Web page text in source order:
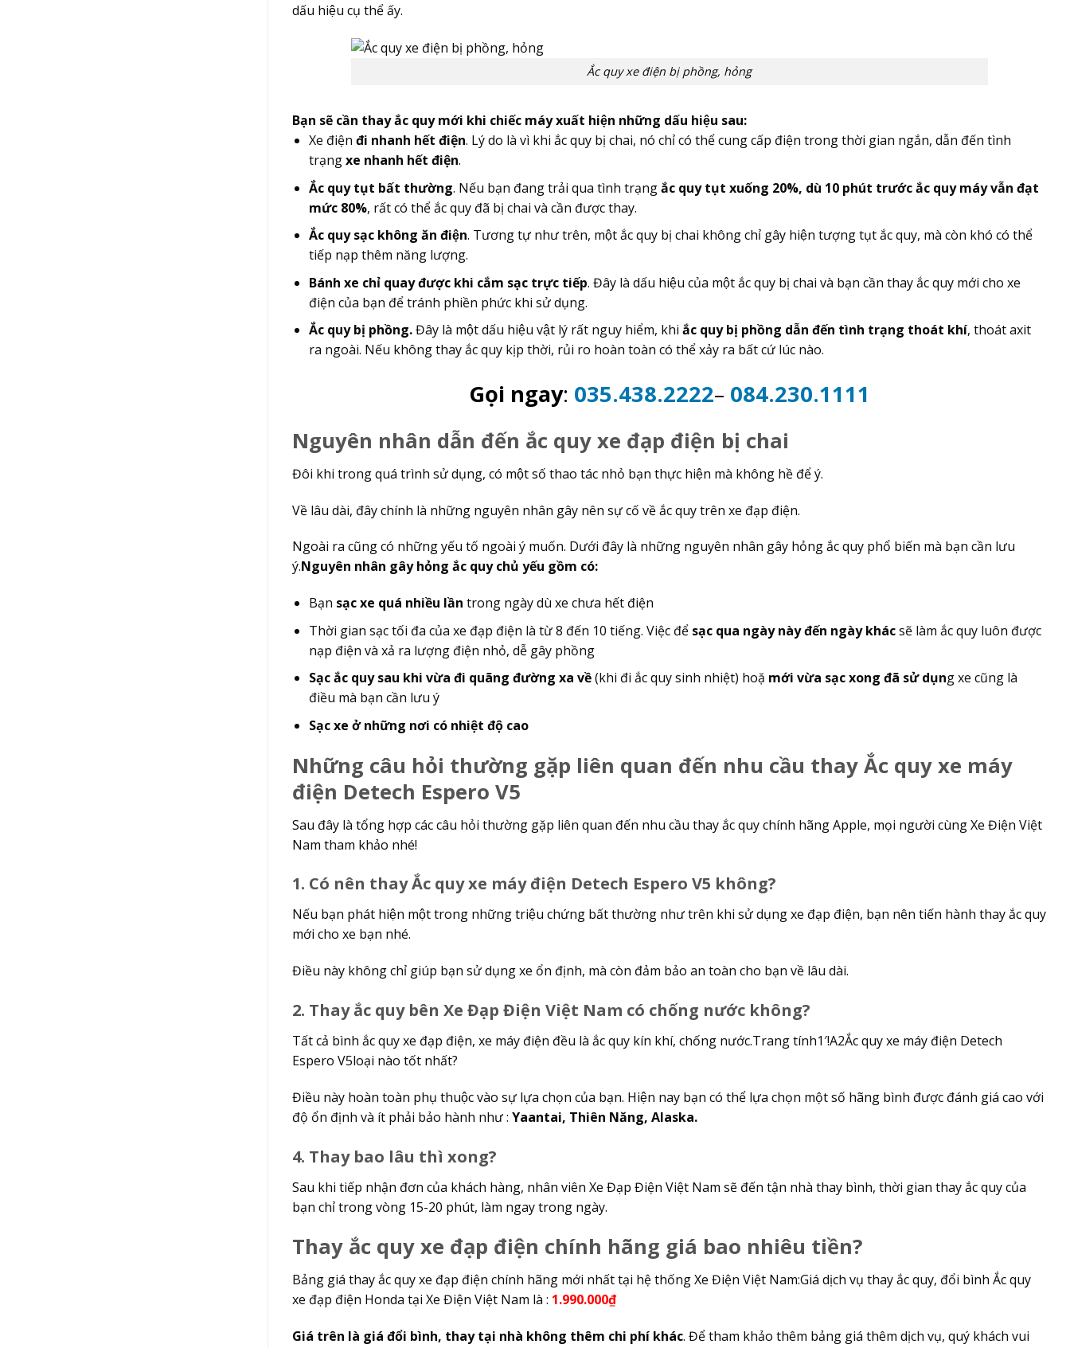
dấu hiệu cụ thể ấy.
Ắc quy xe điện bị phồng, hỏng
Bạn sẽ cần thay ắc quy mới khi chiếc máy xuất hiện những dấu hiệu sau:
Xe điện đi nhanh hết điện. Lý do là vì khi ắc quy bị chai, nó chỉ có thể cung cấp điện trong thời gian ngắn, dẫn đến tình
trạngxe nhanh hết điện.
Ắc quy tụt bất thường. Nếu bạn đang trải qua tình trạngắc quy tụt xuống 20%, dù 10 phút trước ắc quy máy vẫn đạt
mức 80%, rất có thể ắc quy đã bị chai và cần được thay.
Ắc quy sạc không ăn điện. Tương tự như trên, một ắc quy bị chai không chỉ gây hiện tượng tụt ắc quy, mà còn khó có thể
tiếp nạp thêm năng lượng.
Bánh xe chỉ quay được khi cắm sạc trực tiếp. Đây là dấu hiệu của một ắc quy bị chai và bạn cần thay ắc quy mới cho xe
điện của bạn để tránh phiền phức khi sử dụng.
Ắc quy bị phồng.Đây là một dấu hiệu vật lý rất nguy hiểm, khi ắc quy bị phồng dẫn đến tình trạng thoát khí, thoát axit
ra ngoài. Nếu không thay ắc quy kịp thời, rủi ro hoàn toàn có thể xảy ra bất cứ lúc nào.
Gọi ngay: 035.438.2222– 084.230.1111
Nguyên nhân dẫn đến ắc quy xe đạp điện bị chai
Đôi khi trong quá trình sử dụng, có một số thao tác nhỏ bạn thực hiện mà không hề để ý.
Về lâu dài, đây chính là những nguyên nhân gây nên sự cố về ắc quy trên xe đạp điện.
Ngoài ra cũng có những yếu tố ngoài ý muốn. Dưới đây là những nguyên nhân gây hỏng ắc quy phổ biến mà bạn cần lưu
ý.Nguyên nhân gây hỏng ắc quy chủ yếu gồm có:
Bạn sạc xe quá nhiều lần trong ngày dù xe chưa hết điện
Thời gian sạc tối đa của xe đạp điện là từ 8 đến 10 tiếng. Việc đểsạc qua ngày này đến ngày khácsẽ làm ắc quy luôn được
nạp điện và xả ra lượng điện nhỏ, dễ gây phồng
Sạc ắc quy sau khi vừa đi quãng đường xa về(khi đi ắc quy sinh nhiệt) hoặ mới vừa sạc xong đã sử dụng xe cũng là
điều mà bạn cần lưu ý
Sạc xe ở những nơi có nhiệt độ cao
Những câu hỏi thường gặp liên quan đến nhu cầu thay Ắc quy xe máy
điện Detech Espero V5
Sau đây là tổng hợp các câu hỏi thường gặp liên quan đến nhu cầu thay ắc quy chính hãng Apple, mọi người cùng Xe Điện Việt
Nam tham khảo nhé!
1. Có nên thay Ắc quy xe máy điện Detech Espero V5 không?
Nếu bạn phát hiện một trong những triệu chứng bất thường như trên khi sử dụng xe đạp điện, bạn nên tiến hành thay ắc quy
mới cho xe bạn nhé.
Điều này không chỉ giúp bạn sử dụng xe ổn định, mà còn đảm bảo an toàn cho bạn về lâu dài.
2. Thay ắc quy bên Xe Đạp Điện Việt Nam có chống nước không?
Tất cả bình ắc quy xe đạp điện, xe máy điện đều là ắc quy kín khí, chống nước.Trang tính1′!A2Ắc quy xe máy điện Detech
Espero V5loại nào tốt nhất?
Điều này hoàn toàn phụ thuộc vào sự lựa chọn của bạn. Hiện nay bạn có thể lựa chọn một số hãng bình được đánh giá cao với
độ ổn định và ít phải bảo hành như : Yaantai, Thiên Năng, Alaska.
4. Thay bao lâu thì xong?
Sau khi tiếp nhận đơn của khách hàng, nhân viên Xe Đạp Điện Việt Nam sẽ đến tận nhà thay bình, thời gian thay ắc quy của
bạn chỉ trong vòng 15-20 phút, làm ngay trong ngày.
Thay ắc quy xe đạp điện chính hãng giá bao nhiêu tiền?
Bảng giá thay ắc quy xe đạp điện chính hãng mới nhất tại hệ thống Xe Điện Việt Nam:Giá dịch vụ thay ắc quy, đổi bình Ắc quy
xe đạp điện Honda tại Xe Điện Việt Nam là : 1.990.000₫
Giá trên là giá đổi bình, thay tại nhà không thêm chi phí khác. Để tham khảo thêm bảng giá thêm dịch vụ, quý khách vui